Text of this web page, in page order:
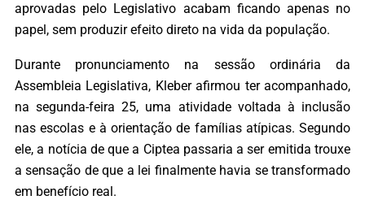
aprovadas pelo Legislativo acabam ficando apenas no
papel, sem produzir efeito direto na vida da população.
Durante pronunciamento na sessão ordinária da
Assembleia Legislativa, Kleber afirmou ter acompanhado,
na segunda-feira 25, uma atividade voltada à inclusão
nas escolas e à orientação de famílias atípicas. Segundo
ele, a notícia de que a Ciptea passaria a ser emitida trouxe
a sensação de que a lei finalmente havia se transformado
em benefício real.